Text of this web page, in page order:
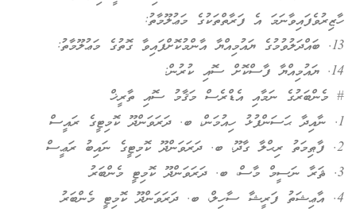
ހާޒިރުވެފައިވާނަމަ އެ ފަރާތްތަކުގެ މަޢުލޫމާތު:
13. ބައްދަލުވުމުގެ ޔައުމިއްޔާ އާންމުކޮށްފައިވާ ގޮތުގެ މަޢުލޫމާތު:
14. ޔައުމިއްޔާ ފާސްކޮށް ސޮއި ކުރުން:
# މެންބަރުގެ ނަމާއި އެޑްރެސް މަޤާމު ސޮއި ތާރީޚް
1. ނާއިދާ ޙަސަންފުޅު ހިއުމަން، ބ. ދަރަވަންދޫ ކޮމިޓީގެ ރައީސް
2. ފާޠިމަތު ރިޙްލާ ގާދޫ، ބ. ދަރަވަންދޫ ކޮމިޓީގެ ނައިބު ރަޢީސް
3. ޘަރާ ނަސީމް މާސް، ބ. ދަރަވަންދޫ ކޮމިޓީ މެންބަރު
4. އާޢިޝަތު ފަރީޝާ ސާހިލް، ބ. ދަރަވަންދޫ ކޮމިޓީ މެންބަރު